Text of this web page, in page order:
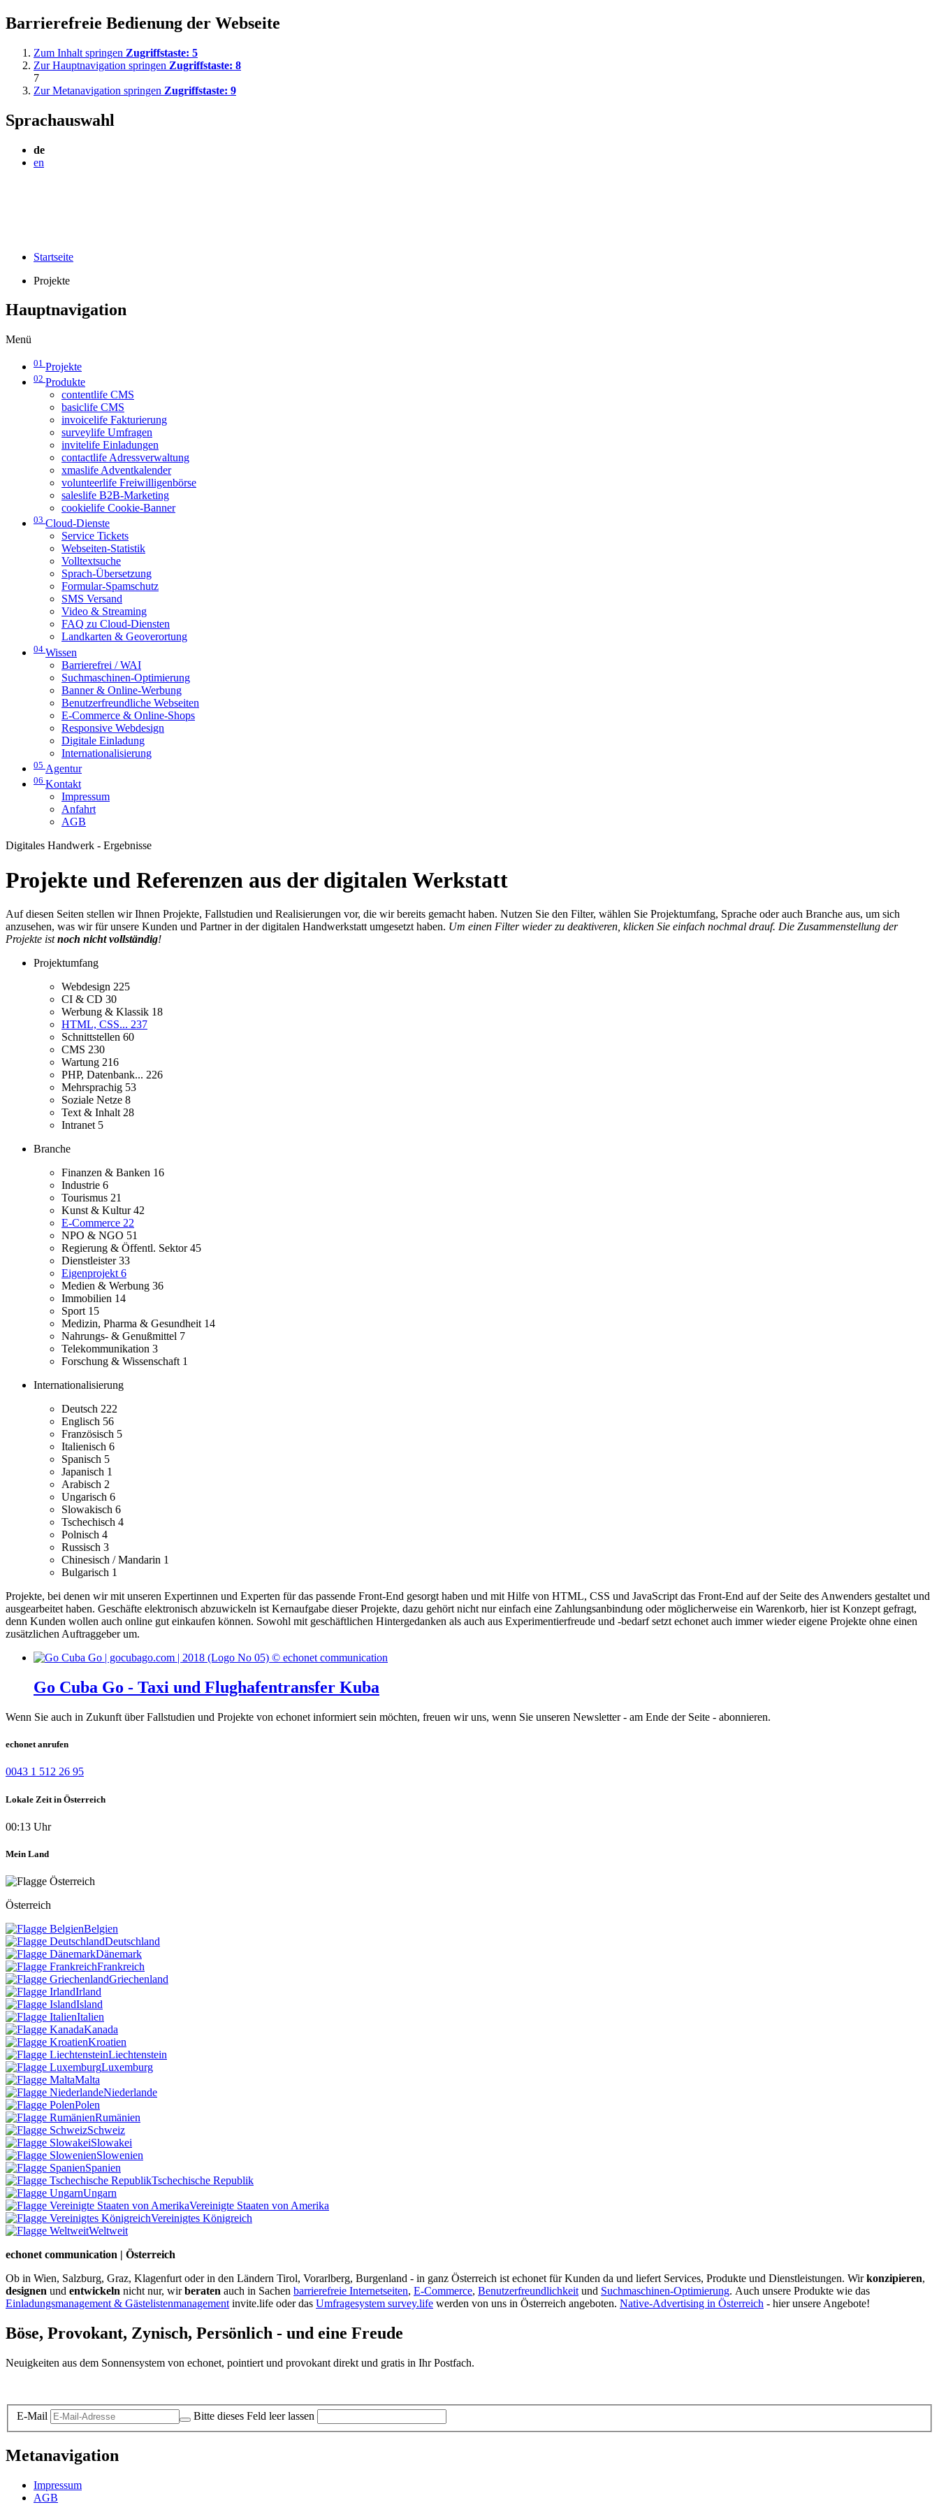
Barrierefreie Bedienung der Webseite
Zum Inhalt springen Zugriffstaste: 5
Zur Hauptnavigation springen Zugriffstaste: 8
7
Zur Metanavigation springen Zugriffstaste: 9
Sprachauswahl
de
en
Startseite
Projekte
Hauptnavigation
Menü
01 Projekte
02 Produkte
contentlife CMS
basiclife CMS
invoicelife Fakturierung
surveylife Umfragen
invitelife Einladungen
contactlife Adressverwaltung
xmaslife Adventkalender
volunteerlife Freiwilligenbörse
saleslife B2B-Marketing
cookielife Cookie-Banner
03 Cloud-Dienste
Service Tickets
Webseiten-Statistik
Volltextsuche
Sprach-Übersetzung
Formular-Spamschutz
SMS Versand
Video & Streaming
FAQ zu Cloud-Diensten
Landkarten & Geoverortung
04 Wissen
Barrierefrei / WAI
Suchmaschinen-Optimierung
Banner & Online-Werbung
Benutzerfreundliche Webseiten
E-Commerce & Online-Shops
Responsive Webdesign
Digitale Einladung
Internationalisierung
05 Agentur
06 Kontakt
Impressum
Anfahrt
AGB
Digitales Handwerk - Ergebnisse
Projekte und Referenzen aus der digitalen Werkstatt
Auf diesen Seiten stellen wir Ihnen Projekte, Fallstudien und Realisierungen vor, die wir bereits gemacht haben. Nutzen Sie den Filter, wählen Sie Projektumfang, Sprache oder auch Branche aus, um sich
anzusehen, was wir für unsere Kunden und Partner in der digitalen Handwerkstatt umgesetzt haben. Um einen Filter wieder zu deaktiveren, klicken Sie einfach nochmal drauf. Die Zusammenstellung der
Projekte istnoch nicht vollständig!
Projektumfang
Webdesign 225
CI & CD 30
Werbung & Klassik 18
HTML, CSS... 237
Schnittstellen 60
CMS 230
Wartung 216
PHP, Datenbank... 226
Mehrsprachig 53
Soziale Netze 8
Text & Inhalt 28
Intranet 5
Branche
Finanzen & Banken 16
Industrie 6
Tourismus 21
Kunst & Kultur42
E-Commerce 22
NPO & NGO 51
Regierung & Öffentl. Sektor45
Dienstleister33
Eigenprojekt 6
Medien & Werbung 36
Immobilien 14
Sport 15
Medizin, Pharma & Gesundheit 14
Nahrungs- & Genußmittel 7
Telekommunikation 3
Forschung & Wissenschaft 1
Internationalisierung
Deutsch 222
Englisch 56
Französisch 5
Italienisch 6
Spanisch 5
Japanisch 1
Arabisch 2
Ungarisch 6
Slowakisch 6
Tschechisch 4
Polnisch 4
Russisch 3
Chinesisch / Mandarin 1
Bulgarisch 1
Projekte, bei denen wir mit unseren Expertinnen und Experten für das passende Front-End gesorgt haben und mit Hilfe von HTML, CSS und JavaScript das Front-End auf der Seite des Anwenders gestaltet und
ausgearbeitet haben. Geschäfte elektronisch abzuwickeln ist Kernaufgabe dieser Projekte, dazu gehört nicht nur einfach eine Zahlungsanbindung oder möglicherweise ein Warenkorb, hier ist Konzept gefragt,
denn Kunden wollen auch online gut einkaufen können. Sowohl mit geschäftlichen Hintergedanken als auch aus Experimentierfreude und -bedarf setzt echonet auch immer wieder eigene Projekte ohne einen
zusätzlichen Auftraggeber um.
Go Cuba Go - Taxi und Flughafentransfer Kuba
Wenn Sie auch in Zukunft über Fallstudien und Projekte von echonet informiert sein möchten, freuen wir uns, wenn Sie unseren Newsletter - am Ende der Seite - abonnieren.
echonet anrufen
0043 1 512 26 95
Lokale Zeit in Österreich
00:13 Uhr
Mein Land
Österreich
Belgien
Deutschland
Dänemark
Frankreich
Griechenland
Irland
Island
Italien
Kanada
Kroatien
Liechtenstein
Luxemburg
Malta
Niederlande
Polen
Rumänien
Schweiz
Slowakei
Slowenien
Spanien
Tschechische Republik
Ungarn
Vereinigte Staaten von Amerika
Vereinigtes Königreich
Weltweit
echonet communication | Österreich
Ob in Wien, Salzburg, Graz, Klagenfurt oder in den Ländern Tirol, Vorarlberg, Burgenland - in ganz Österreich ist echonet für Kunden da und liefert Services, Produkte und Dienstleistungen. Wirkonzipieren,
designen und entwickeln nicht nur, wirberaten auch in Sachen barrierefreie Internetseiten, E-Commerce, Benutzerfreundlichkeit und Suchmaschinen-Optimierung. Auch unsere Produkte wie das
Einladungsmanagement & Gästelistenmanagement invite.life oder das Umfragesystem survey.life werden von uns in Österreich angeboten. Native-Advertising in Österreich - hier unsere Angebote!
Böse, Provokant, Zynisch, Persönlich - und eine Freude
Neuigkeiten aus dem Sonnensystem von echonet, pointiert und provokant direkt und gratis in Ihr Postfach.
E-Mail Bitte dieses Feld leer lassen
Metanavigation
Impressum
AGB